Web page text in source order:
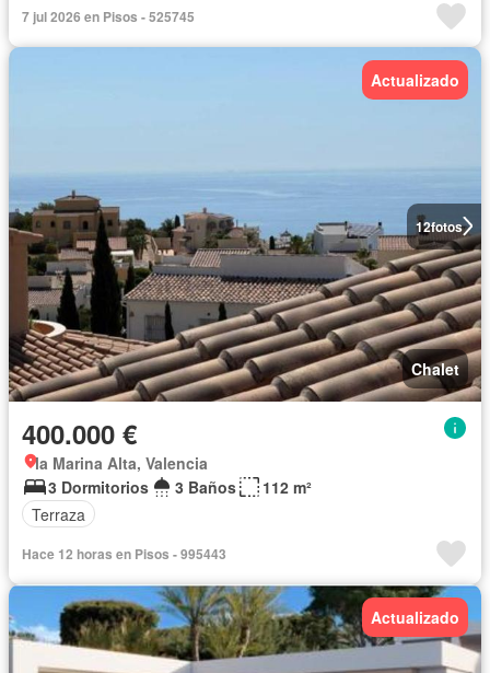
7 jul 2026 en Pisos - 525745
12fotos
Actualizado
Chalet
400.000 €
la Marina Alta, Valencia
3 Dormitorios
3 Baños
112 m²
Terraza
Hace 12 horas en Pisos - 995443
Actualizado